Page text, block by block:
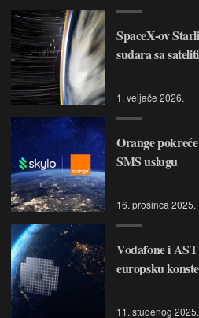
SpaceX-ov
sudara sa
1. veljače 2026.
Orange
SMS uslugu
16. prosinca 2025.
Vodafone i
europsku
11. studenog 2025.